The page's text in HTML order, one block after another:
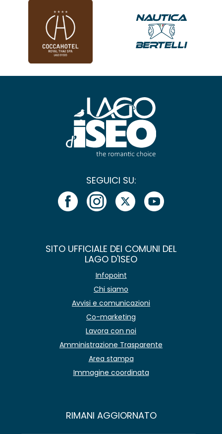
SEGUICI SU:
SITO UFFICIALE DEI COMUNI DEL
LAGO D'ISEO
Infopoint
Chi siamo
Avvisi e comunicazioni
Co-marketing
Lavora con noi
Amministrazione Trasparente
Area stampa
Immagine coordinata
RIMANI AGGIORNATO